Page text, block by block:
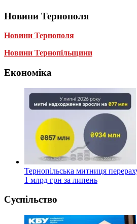
Новини Тернополя
Новини Тернополя
Новини Тернопільщини
Економіка
Тернопільська митниця
1 млрд грн за липень
Суспільство